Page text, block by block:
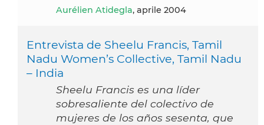
Aurélien Atidegla, aprile 2004
Entrevista de Sheelu Francis, Tamil
Nadu Women’s Collective, Tamil Nadu
– India
Sheelu Francis es una líder
sobresaliente del colectivo de
mujeres de los años sesenta, que